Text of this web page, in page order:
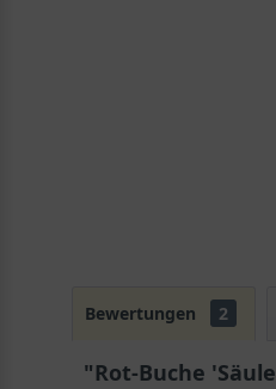
Bewertungen 2
"Rot-Buche